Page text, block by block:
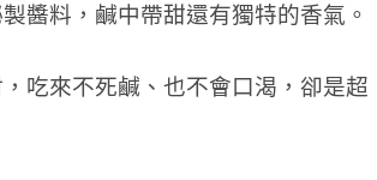
醬料，鹹中帶甜還有獨特的香氣。
吃來不死鹹、也不會口渴，卻是超